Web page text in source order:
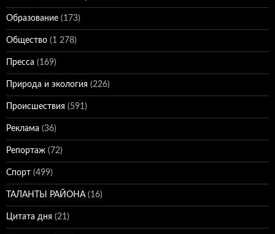
Образование (173)
Общество (1 278)
Пресса (169)
Природа и экология (226)
Происшествия (591)
Реклама (36)
Репортаж (72)
Спорт (499)
ТАЛАНТЫ РАЙОНА(16)
Цитата дня (21)